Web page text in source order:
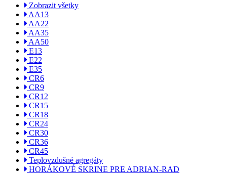
Zobrazit všetky
AA13
AA22
AA35
AA50
E13
E22
E35
CR6
CR9
CR12
CR15
CR18
CR24
CR30
CR36
CR45
Teplovzdušné agregáty
HORÁKOVÉ SKRINE PRE ADRIAN-RAD